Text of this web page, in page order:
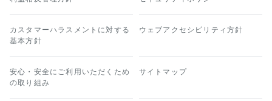
カスタマーハラスメントに対する
基本方針
ウェブアクセシビリティ方針
安心・安全にご利用いただくため
の取り組み
サイトマップ